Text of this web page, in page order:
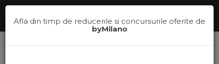
potrivita pe
la0785.700.600
Afla din timp de reducerile si concursurile oferite de
byMilano